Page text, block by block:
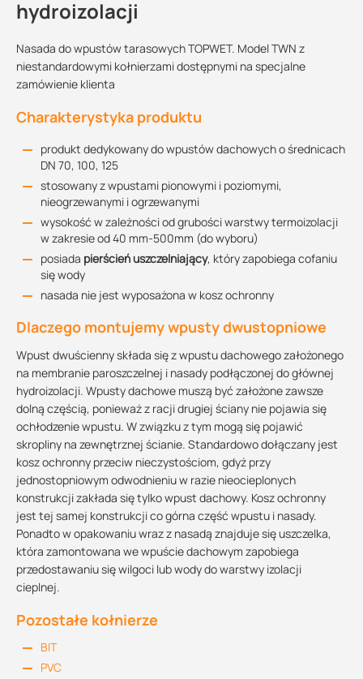
hydroizolacji
Nasada do wpustów tarasowych TOPWET. Model TWN z
niestandardowymi kołnierzami dostępnymi na specjalne
zamówienie klienta
Charakterystyka produktu
produkt dedykowany do wpustów dachowych o średnicach
DN 70, 100, 125
stosowany z wpustami pionowymi i poziomymi,
nieogrzewanymi i ogrzewanymi
wysokość w zależności od grubości warstwy termoizolacji
w zakresie od 40 mm-500mm (do wyboru)
posiada pierścień uszczelniający, który zapobiega cofaniu
się wody
nasada nie jest wyposażona w kosz ochronny
Dlaczego montujemy wpusty dwustopniowe
Wpust dwuścienny składa się z wpustu dachowego założonego
na membranie paroszczelnej i nasady podłączonej do głównej
hydroizolacji. Wpusty dachowe muszą być założone zawsze
dolną częścią, ponieważ z racji drugiej ściany nie pojawia się
ochłodzenie wpustu. W związku z tym mogą się pojawić
skropliny na zewnętrznej ścianie. Standardowo dołączany jest
kosz ochronny przeciw nieczystościom, gdyż przy
jednostopniowym odwodnieniu w razie nieocieplonych
konstrukcji zakłada się tylko wpust dachowy. Kosz ochronny
jest tej samej konstrukcji co górna część wpustu i nasady.
Ponadto w opakowaniu wraz z nasadą znajduje się uszczelka,
która zamontowana we wpuście dachowym zapobiega
przedostawaniu się wilgoci lub wody do warstwy izolacji
cieplnej.
Pozostałe kołnierze
BIT
PVC